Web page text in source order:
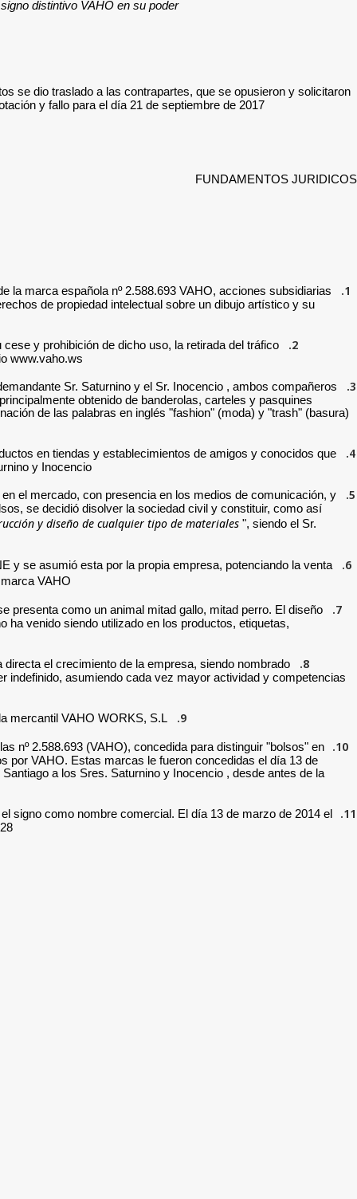
distintivo VAHO en su poder.
se dio traslado a las contrapartes, que se opusieron y solicitaron
y fallo para el día 21 de septiembre de 2017.
FUNDAMENTOS JURIDICOS
1.
la marca española nº 2.588.693 VAHO, acciones subsidiarias
de propiedad intelectual sobre un dibujo artístico y su
2.
y prohibición de dicho uso, la retirada del tráfico
www.vaho.ws.
3.
Sr. Saturnino y el Sr. Inocencio , ambos compañeros
obtenido de banderolas, carteles y pasquines
de las palabras en inglés "fashion" (moda) y "trash" (basura)
4.
en tiendas y establecimientos de amigos y conocidos que
y Inocencio .
5.
el mercado, con presencia en los medios de comunicación, y
se decidió disolver la sociedad civil y constituir, como así
y diseño de cualquier tipo de materiales ", siendo el Sr.
6.
y se asumió esta por la propia empresa, potenciando la venta
VAHO.
7.
presenta como un animal mitad gallo, mitad perro. El diseño
venido siendo utilizado en los productos, etiquetas,
8.
el crecimiento de la empresa, siendo nombrado
indefinido, asumiendo cada vez mayor actividad y competencias
9.
mercantil VAHO WORKS, S.L.
10.
nº 2.588.693 (VAHO), concedida para distinguir "bolsos" en
por VAHO. Estas marcas le fueron concedidas el día 13 de
a los Sres. Saturnino y Inocencio , desde antes de la
11.
signo como nombre comercial. El día 13 de marzo de 2014 el